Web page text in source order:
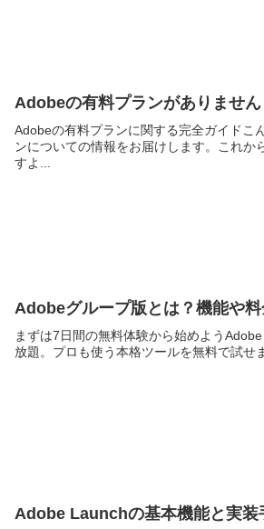
Adobeの有料プランがありませ
Adobeの有料プランに関する完全ガイドこ
ンについての情報をお届けします。これ
すよ...
Adobeグループ版とは？機能や
まずは7日間の無料体験から始めよう
放題。プロも使う本格ツールを無料で試
Adobe Launchの基本機能と実装